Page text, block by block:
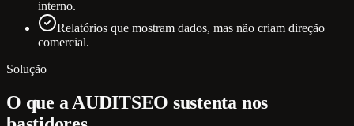
interno.
Relatórios que mostram dados, mas não criam direção
comercial.
Solução
O que a AUDITSEO sustenta nos